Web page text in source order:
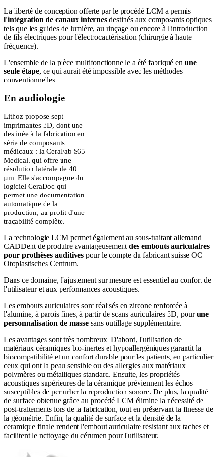
La liberté de conception offerte par le procédé LCM a permis
l'intégration de canaux internes destinés aux composants optiques
tels que les guides de lumière, au rinçage ou encore à l'introduction
de fils électriques pour l'électrocautérisation (chirurgie à haute
fréquence).
L'ensemble de la pièce multifonctionnelle a été fabriqué en une
seule étape, ce qui aurait été impossible avec les méthodes
conventionnelles.
En audiologie
Lithoz propose sept
imprimantes 3D, dont une
destinée à la fabrication en
série de composants
médicaux : la CeraFab S65
Medical, qui offre une
résolution latérale de 40
µm. Elle s'accompagne du
logiciel CeraDoc qui
permet une documentation
automatique de la
production, au profit d'une
traçabilité complète.
La technologie LCM permet également au sous-traitant allemand
CADDent de produire avantageusement des embouts auriculaires
pour prothèses auditives pour le compte du fabricant suisse OC
Otoplastisches Centrum.
Dans ce domaine, l'ajustement sur mesure est essentiel au confort de
l'utilisateur et aux performances acoustiques.
Les embouts auriculaires sont réalisés en zircone renforcée à
l'alumine, à parois fines, à partir de scans auriculaires 3D, pourune
personnalisation de masse sans outillage supplémentaire.
Les avantages sont très nombreux. D'abord, l'utilisation de
matériaux céramiques bio-inertes et hypoallergéniques garantit la
biocompatibilité et un confort durable pour les patients, en particulier
ceux qui ont la peau sensible ou des allergies aux matériaux
polymères ou métalliques standard. Ensuite, les propriétés
acoustiques supérieures de la céramique préviennent les échos
susceptibles de perturber la reproduction sonore. De plus, la qualité
de surface obtenue grâce au procédé LCM élimine la nécessité de
post-traitements lors de la fabrication, tout en préservant la finesse de
la géométrie. Enfin, la qualité de surface et la densité de la
céramique finale rendent l'embout auriculaire résistant aux taches et
facilitent le nettoyage du cérumen pour l'utilisateur.